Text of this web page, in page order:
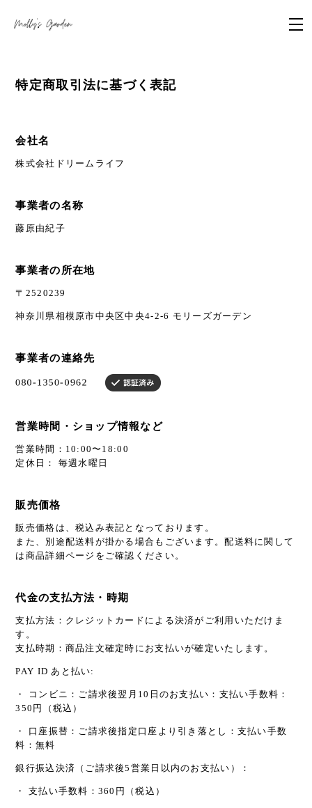
特定商取引法に基づく表記
会社名
株式会社ドリームライフ
事業者の名称
藤原由紀子
事業者の所在地
〒2520239
神奈川県相模原市中央区中央4-2-6 モリーズガーデン
事業者の連絡先
営業時間・ショップ情報など
営業時間：10:00〜18:00
定休日： 毎週水曜日
販売価格
販売価格は、税込み表記となっております。
また、別途配送料が掛かる場合もございます。配送料に関して
は商品詳細ページをご確認ください。
代金の支払方法・時期
支払方法：クレジットカードによる決済がご利用いただけま
す。
支払時期：商品注文確定時にお支払いが確定いたします。
PAY ID あと払い:
・ コンビニ：ご請求後翌月10日のお支払い：支払い手数料：
350円（税込）
・ 口座振替：ご請求後指定口座より引き落とし：支払い手数
料：無料
銀行振込決済（ご請求後5営業日以内のお支払い）：
・ 支払い手数料：360円（税込）